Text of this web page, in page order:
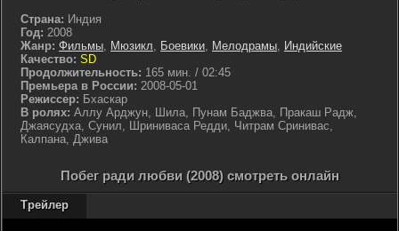
Страна: Индия
Год: 2008
Жанр: Фильмы, Мюзикл, Боевики, Мелодрамы, Индийские
Качество: SD
Продолжительность: 165 мин. / 02:45
Премьера в России: 2008-05-01
Режиссер: Бхаскар
В ролях: Аллу Арджун, Шила, Пунам Баджва, Пракаш Радж,
Джаясудха, Сунил, Шриниваса Редди, Читрам Сринивас,
Калпана, Джива
Побег ради любви (2008) смотреть онлайн
Трейлер